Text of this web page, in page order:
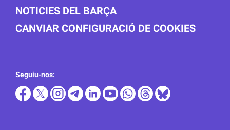
NOTICIES DEL BARÇA
CANVIAR CONFIGURACIÓ DE COOKIES
Seguiu-nos: